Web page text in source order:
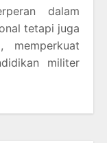
dalam
tetapi juga
memperkuat
militer